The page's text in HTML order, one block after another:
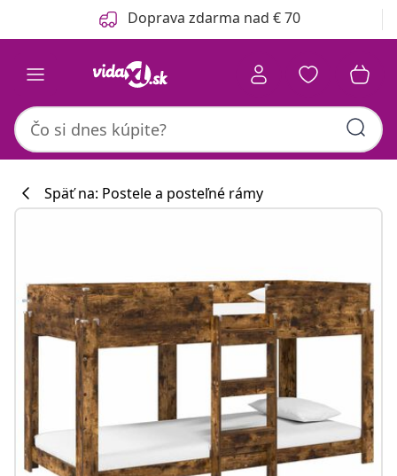
Predchádzajúce Doprava zdarma nad € 70
Späť na: Postele a posteľné rámy